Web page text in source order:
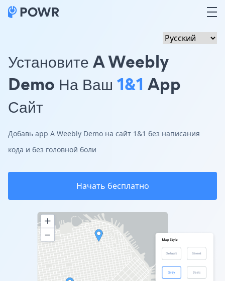
Установите A Weebly
Demo На Ваш 1&1 App
Сайт
Добавь app A Weebly Demo на сайт 1&1 без написания
кода и без головной боли
Начать бесплатно